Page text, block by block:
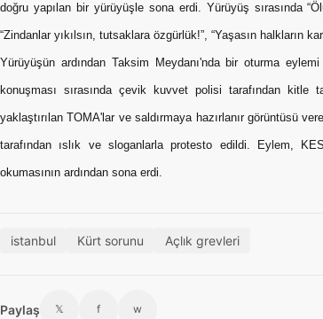
doğru yapılan bir yürüyüşle sona erdi. Yürüyüş sırasında
“Zindanlar yıkılsın, tutsaklara özgürlük!”, “Yaşasın halkların
Yürüyüşün ardından Taksim Meydanı'nda bir oturma
konuşması sırasında çevik kuvvet polisi tarafından kitle
yaklaştırılan TOMA'lar ve saldırmaya hazırlanır görüntüsü
tarafından ıslık ve sloganlarla protesto edildi. Eylem,
okumasının ardından sona erdi.
istanbul Kürt sorunu Açlık grevleri
Paylaş 𝕏 f w